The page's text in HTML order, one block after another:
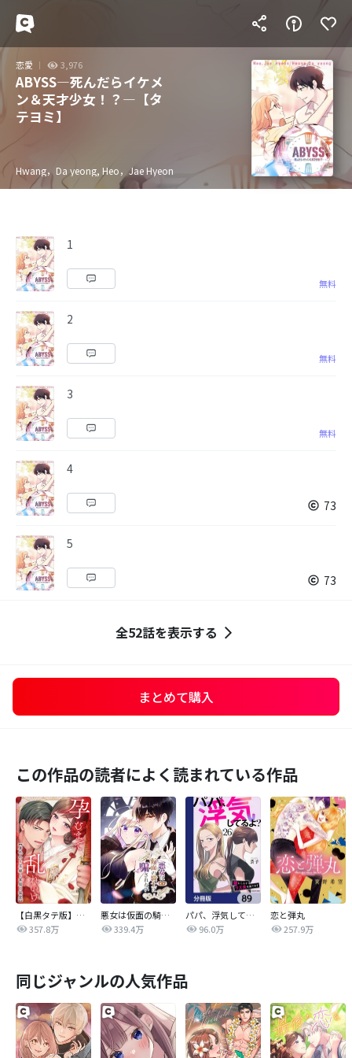
恋愛 3,976
ABYSS―死んだらイケメ
ン＆天才少女！？―【タ
テヨミ】
Hwang，Da yeong, Heo，Jae Hyeon
1
無料
2
無料
3
無料
4
73
5
73
全52話を表示する
まとめて購入
この作品の読者によく読まれている作品
【白黒タテ版】孕むまで乱れいけ～身代わり花嫁と軍服の猛愛
357.8万
悪女は仮面の騎士に騙されない
339.4万
パパ、浮気してるよ？娘と二人でクズ夫を捨てます【分冊版】
96.0万
恋と弾丸
257.9万
同じジャンルの人気作品